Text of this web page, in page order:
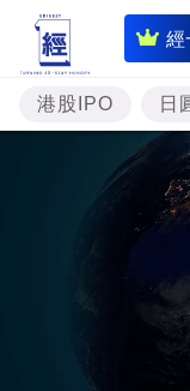
經
即
時
財
經
題
資
港股IPO 日